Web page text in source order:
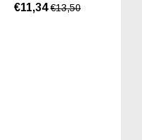
€11,34€13,50